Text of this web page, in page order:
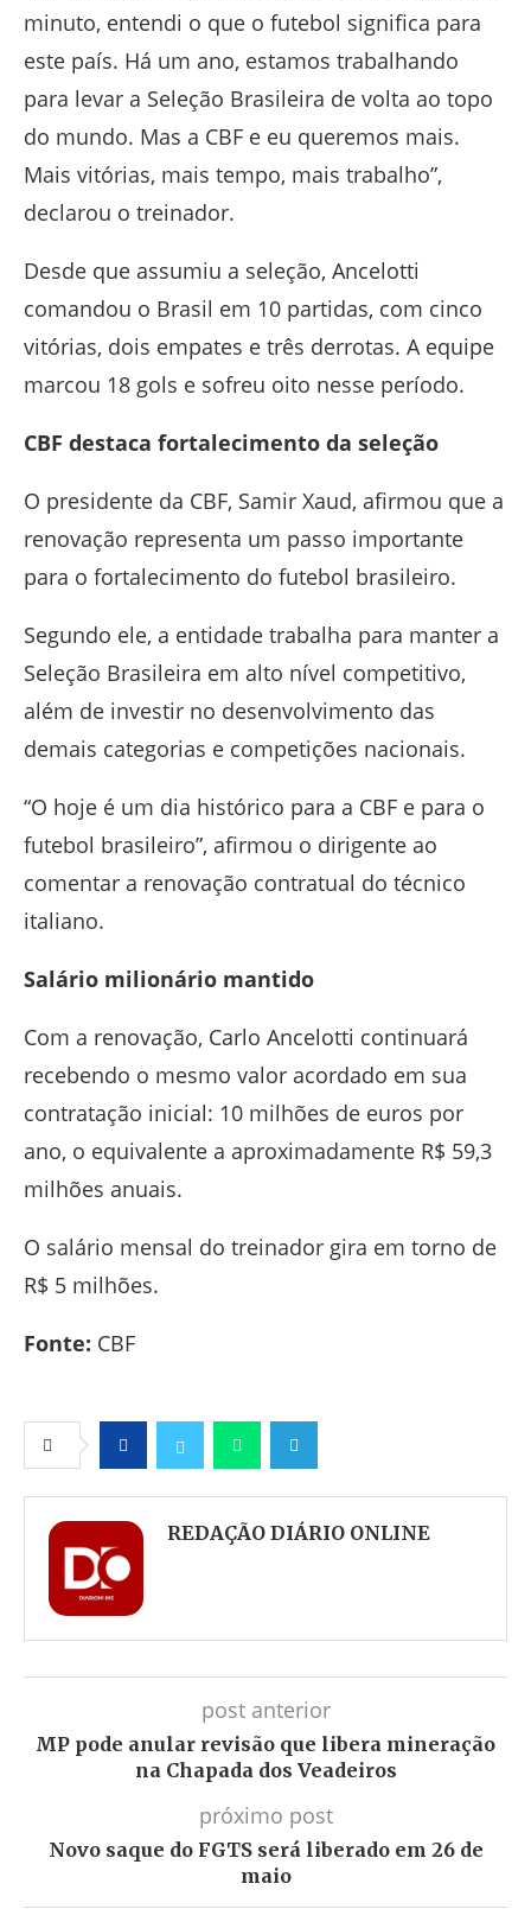
minuto, entendi o que o futebol significa para
este país. Há um ano, estamos trabalhando
para levar a Seleção Brasileira de volta ao topo
do mundo. Mas a CBF e eu queremos mais.
Mais vitórias, mais tempo, mais trabalho”,
declarou o treinador.
Desde que assumiu a seleção, Ancelotti
comandou o Brasil em 10 partidas, com cinco
vitórias, dois empates e três derrotas. A equipe
marcou 18 gols e sofreu oito nesse período.
CBF destaca fortalecimento da seleção
O presidente da CBF, Samir Xaud, afirmou que a
renovação representa um passo importante
para o fortalecimento do futebol brasileiro.
Segundo ele, a entidade trabalha para manter a
Seleção Brasileira em alto nível competitivo,
além de investir no desenvolvimento das
demais categorias e competições nacionais.
“O hoje é um dia histórico para a CBF e para o
futebol brasileiro”, afirmou o dirigente ao
comentar a renovação contratual do técnico
italiano.
Salário milionário mantido
Com a renovação, Carlo Ancelotti continuará
recebendo o mesmo valor acordado em sua
contratação inicial: 10 milhões de euros por
ano, o equivalente a aproximadamente R$ 59,3
milhões anuais.
O salário mensal do treinador gira em torno de
R$ 5 milhões.
Fonte: CBF
FacebookTwitter WhatsappTelegram
REDAÇÃO DIÁRIO ONLINE
post anterior
MP pode anular revisão que libera mineração
na Chapada dos Veadeiros
próximo post
Novo saque do FGTS será liberado em 26 de
maio